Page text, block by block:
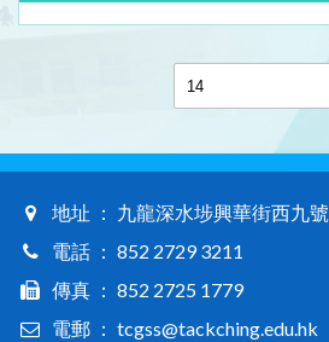
地址 ： 九龍深水埗興華街西九號
電話 ： 852 2729 3211
傳真 ： 852 2725 1779
電郵 ： tcgss@tackching.edu.hk